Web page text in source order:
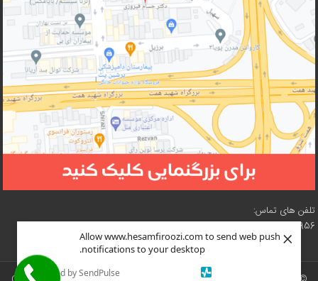
Allow www.hesamfiroozi.com to send web push
notifications to your desktop.
Powered by SendPulse
×
تلفن های تماس:
02188210956 – 02188619057 – 02188618073 – 02188619216